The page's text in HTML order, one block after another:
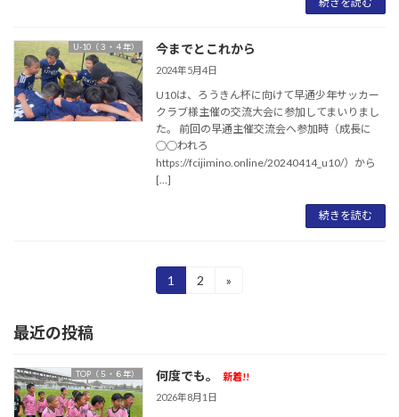
U-10（３・４年） 今までとこれから
2024年5月4日
U10は、ろうきん杯に向けて早通少年サッカー
クラブ様主催の交流大会に参加してまいりまし
た。 前回の早通主催交流会へ参加時（成長に
○○われろ
https://fcijimino.online/20240414_u10/）から
[…]
続きを読む
の
ペ
ー
固
定
1
固
2 »
最近の投稿
TOP（５・６年） 何度でも。
新着!!
2026年8月1日